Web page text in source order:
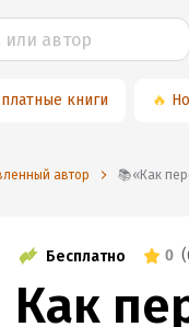
книги 🔥
автор 📚«Как
Бесплатно 0 (
Как